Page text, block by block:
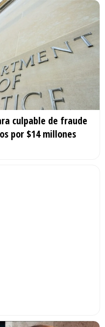
culpable de fraude
por $14 millones